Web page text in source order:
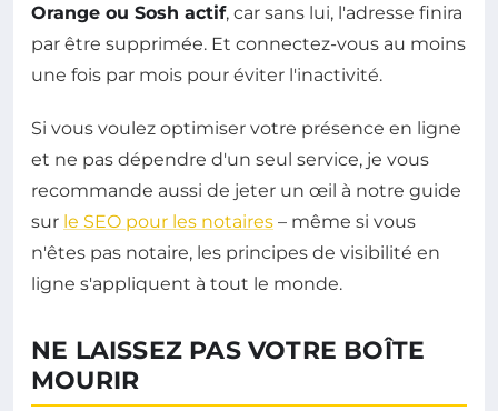
Orange ou Sosh actif, car sans lui, l'adresse finira
par être supprimée. Et connectez-vous au moins
une fois par mois pour éviter l'inactivité.
Si vous voulez optimiser votre présence en ligne
et ne pas dépendre d'un seul service, je vous
recommande aussi de jeter un œil à notre guide
sur le SEO pour les notaires – même si vous
n'êtes pas notaire, les principes de visibilité en
ligne s'appliquent à tout le monde.
NE LAISSEZ PAS VOTRE BOÎTE
MOURIR